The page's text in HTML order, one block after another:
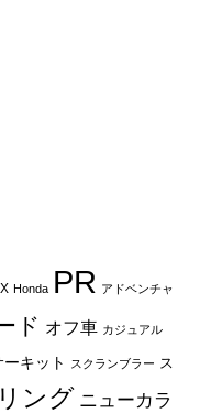
Honda PR アドベンチャ
ド オフ車 カジュアル
ーキット スクランブラー ス
ング ニューカラ